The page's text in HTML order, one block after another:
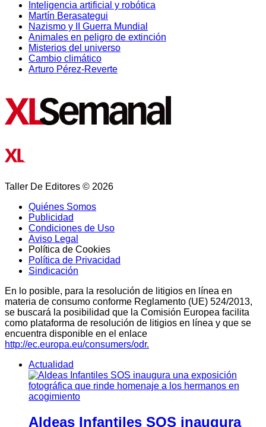
Inteligencia artificial y robótica
Martín Berasategui
Nazismo y II Guerra Mundial
Animales en peligro de extinción
Misterios del universo
Cambio climático
Arturo Pérez-Reverte
Taller De Editores © 2026
Quiénes Somos
Publicidad
Condiciones de Uso
Aviso Legal
Política de Cookies
Política de Privacidad
Sindicación
En lo posible, para la resolución de litigios en línea en
materia de consumo conforme Reglamento (UE) 524/2013,
se buscará la posibilidad que la Comisión Europea facilita
como plataforma de resolución de litigios en línea y que se
encuentra disponible en el enlace
http://ec.europa.eu/consumers/odr.
Actualidad
Aldeas Infantiles SOS inaugura